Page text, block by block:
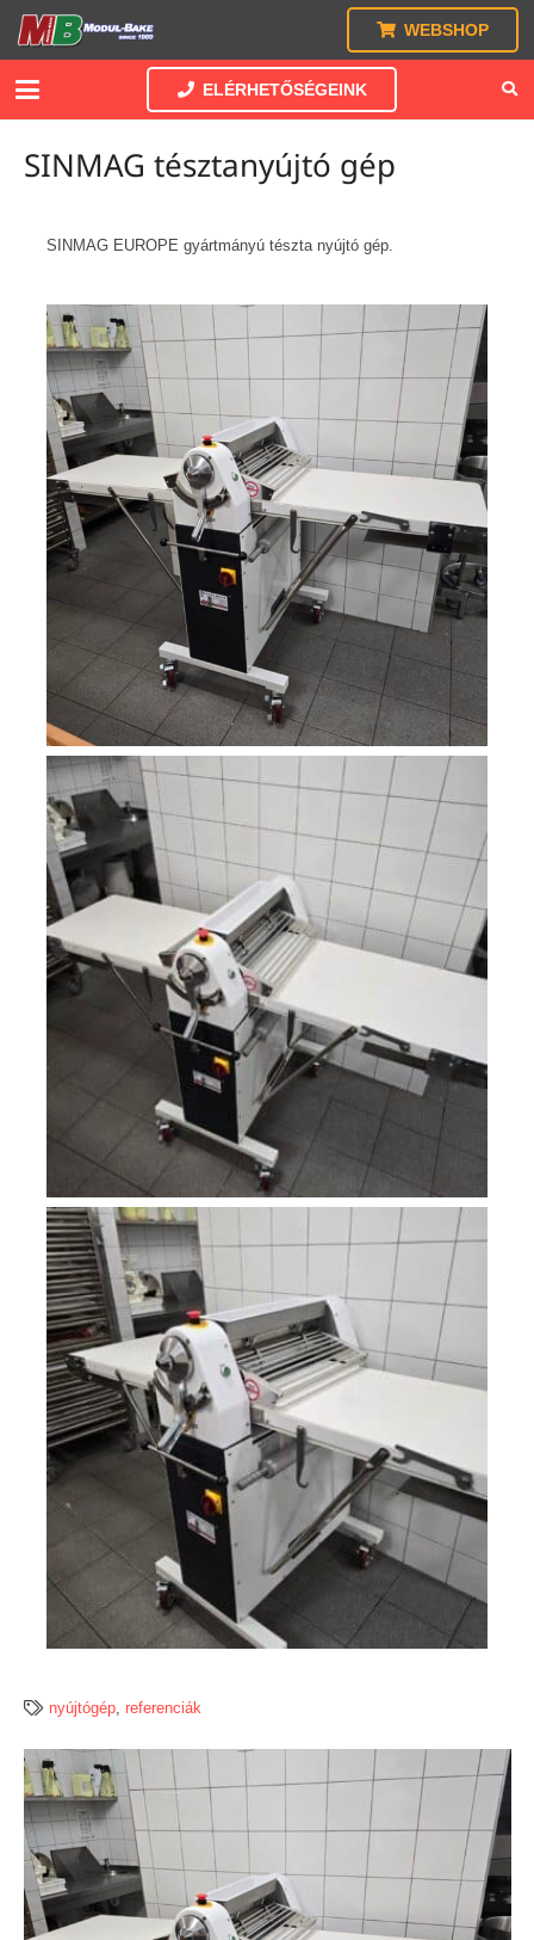
WEBSHOP
ELÉRHETŐSÉGEINK
SINMAG tésztanyújtó gép
SINMAG EUROPE gyártmányú tészta nyújtó gép.
nyújtógép, referenciák